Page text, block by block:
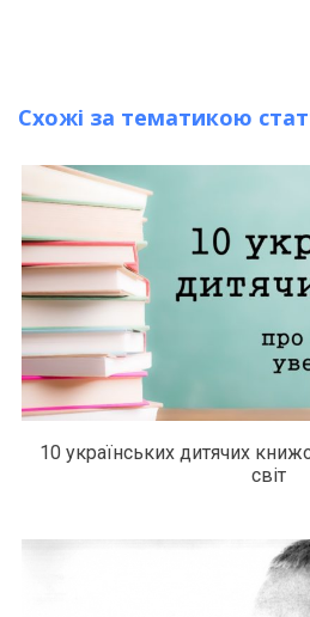
Схожі за тематикою
10 українських дитячих
світ